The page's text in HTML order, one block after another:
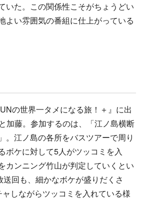
いた。この関係性こそがちょうどい
よい雰囲気の番組に仕上がっている
の世界一タメになる旅！＋』に出
加藤。参加するのは、「江ノ島横断
。江ノ島の各所をバスツアーで周り
ボケに対して5人がツッコミを入
カンニング竹山が判定していくとい
送回も、細かなボケが盛りだくさ
しながらツッコミを入れている様